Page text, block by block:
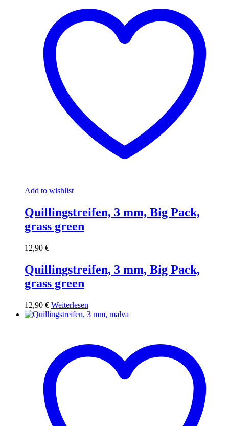
Add to wishlist
Quillingstreifen, 3 mm, Big Pack,
grass green
12,90 €
Quillingstreifen, 3 mm, Big Pack,
grass green
12,90 € Weiterlesen